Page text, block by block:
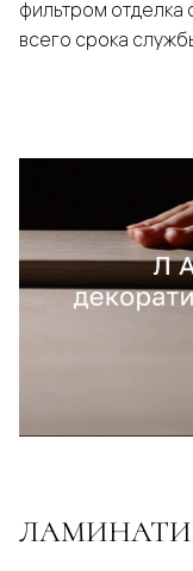
фильтром отделка
всего срока